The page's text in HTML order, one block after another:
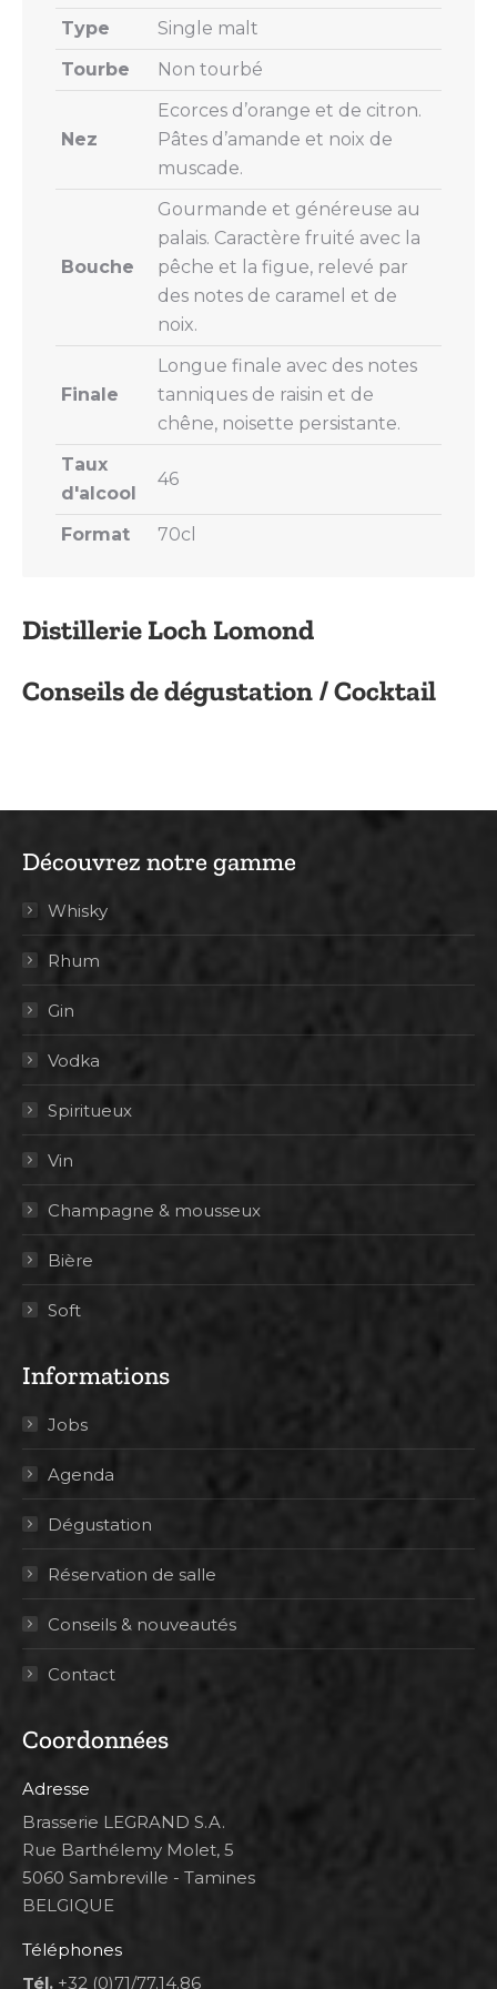
Distillerie Loch Lomond
Conseils de dégustation / Cocktail
Type
Single malt
Tourbe
Non tourbé
Nez
Ecorces d’orange et de citron.
Pâtes d’amande et noix de
muscade.
Bouche
Gourmande et généreuse au
palais. Caractère fruité avec la
pêche et la figue, relevé par
des notes de caramel et de
noix.
Finale
Longue finale avec des notes
tanniques de raisin et de
chêne, noisette persistante.
Taux
d'alcool
46
Format 70cl
Découvrez notre gamme
Whisky
Rhum
Gin
Vodka
Spiritueux
Vin
Champagne & mousseux
Bière
Soft
Informations
Jobs
Agenda
Dégustation
Réservation de salle
Conseils & nouveautés
Contact
Coordonnées
Adresse
Brasserie LEGRAND S.A.
Rue Barthélemy Molet, 5
5060 Sambreville - Tamines
BELGIQUE
Téléphones
Tél. +32 (0)71/77.14.86